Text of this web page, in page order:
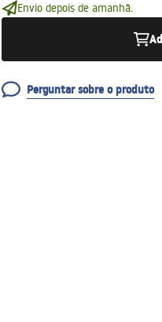
Envio depois de amanhã.
Perguntar sobre o produto